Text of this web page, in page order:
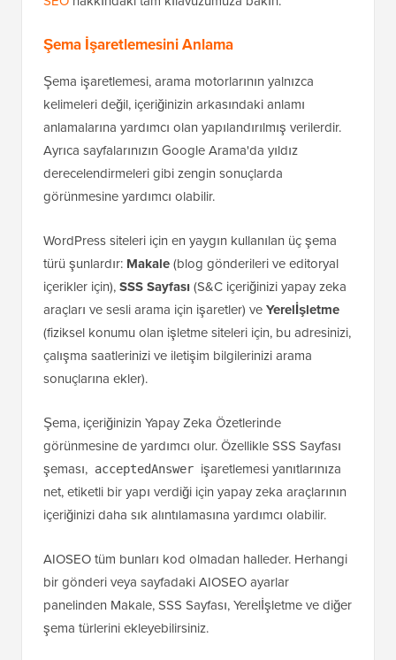
Şema İşaretlemesini Anlama
Şema işaretlemesi, arama motorlarının yalnızca
kelimeleri değil, içeriğinizin arkasındaki anlamı
anlamalarına yardımcı olan yapılandırılmış verilerdir.
Ayrıca sayfalarınızın Google Arama'da yıldız
derecelendirmeleri gibi zengin sonuçlarda
görünmesine yardımcı olabilir.
WordPress siteleri için en yaygın kullanılan üç şema
türü şunlardır: Makale(blog gönderileri ve editoryal
içerikler için),SSS Sayfası (S&C içeriğinizi yapay zeka
araçları ve sesli arama için işaretler) veYerelİşletme
(fiziksel konumu olan işletme siteleri için, bu adresinizi,
çalışma saatlerinizi ve iletişim bilgilerinizi arama
sonuçlarına ekler).
Şema, içeriğinizin Yapay Zeka Özetlerinde
görünmesine de yardımcı olur. Özellikle SSS Sayfası
şeması, acceptedAnswer işaretlemesi yanıtlarınıza
net, etiketli bir yapı verdiği için yapay zeka araçlarının
içeriğinizi daha sık alıntılamasına yardımcı olabilir.
AIOSEO tüm bunları kod olmadan halleder. Herhangi
bir gönderi veya sayfadaki AIOSEO ayarlar
panelinden Makale, SSS Sayfası, Yerelİşletme ve diğer
şema türlerini ekleyebilirsiniz.